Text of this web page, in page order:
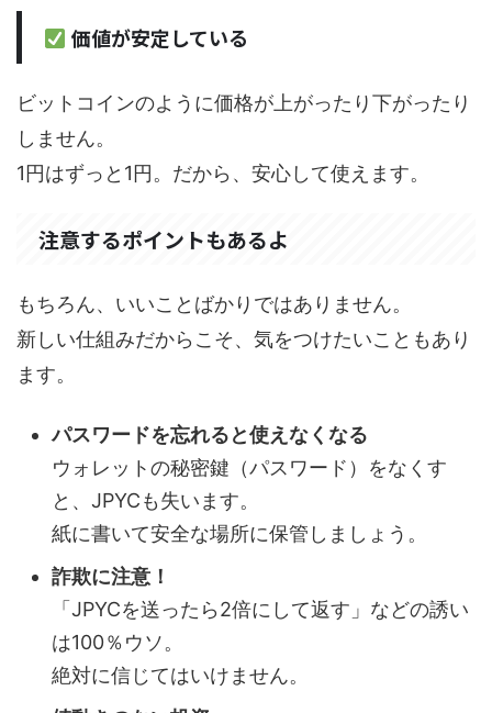
価値が安定している
ビットコインのように価格が上がったり下がったり
しません。
1円はずっと1円。だから、安心して使えます。
注意するポイントもあるよ
もちろん、いいことばかりではありません。
新しい仕組みだからこそ、気をつけたいこともあり
ます。
パスワードを忘れると使えなくなる
ウォレットの秘密鍵（パスワード）をなくす
と、JPYCも失います。
紙に書いて安全な場所に保管しましょう。
詐欺に注意！
「JPYCを送ったら2倍にして返す」などの誘い
は100％ウソ。
絶対に信じてはいけません。